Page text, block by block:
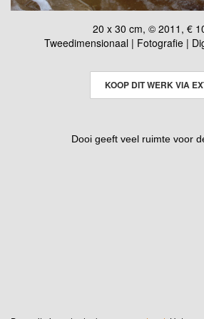
20 x 30 cm, © 2011, €
Tweedimensionaal | Fotografie |
KOOP DIT WERK VIA
Dooi geeft veel ruimte voor